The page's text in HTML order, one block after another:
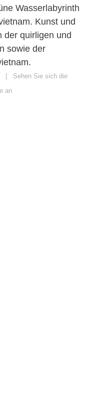
Wasserlabyrinth
Kunst und
der quirligen und
sowie der
| Sehen Sie sich die
an